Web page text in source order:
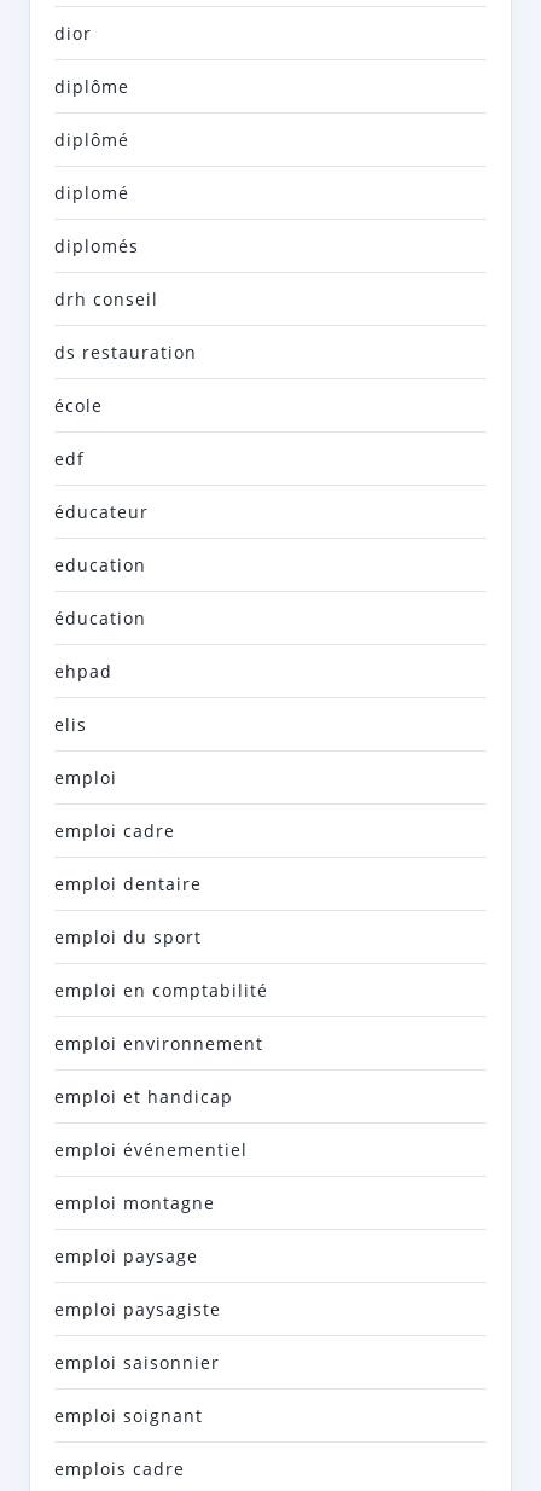
dior
diplôme
diplômé
diplomé
diplomés
drh conseil
ds restauration
école
edf
éducateur
education
éducation
ehpad
elis
emploi
emploi cadre
emploi dentaire
emploi du sport
emploi en comptabilité
emploi environnement
emploi et handicap
emploi événementiel
emploi montagne
emploi paysage
emploi paysagiste
emploi saisonnier
emploi soignant
emplois cadre